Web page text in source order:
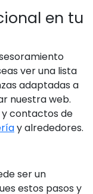
en tu
ver una lista
adaptadas a
nuestra web.
contactos de
y alrededores.
ser un
estos pasos y